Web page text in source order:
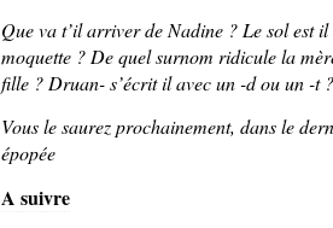
Que va t’il arriver de Nadine ? Le sol est
moquette ? De quel surnom ridicule la
fille ? Druan- s’écrit il avec un -d ou un -t ?
Vous le saurez prochainement, dans le
épopée
A suivre